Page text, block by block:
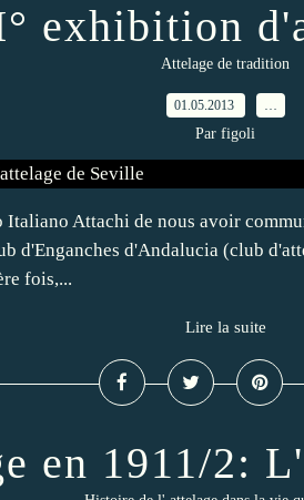
exhibition
Attelage de tradition
01.05.2013 …
Par figoli
Italiano Attachi de nous avoir
d'Enganches d'Andalucia (club
fois,...
Lire la suite
en 1911/2: